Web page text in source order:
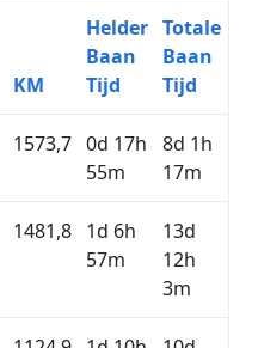
KM
Helder
Baan
Tijd
Totale
Baan
Tijd
1573,7 0d 17h
55m
8d 1h
17m
1481,8 1d 6h
57m
13d
12h
3m